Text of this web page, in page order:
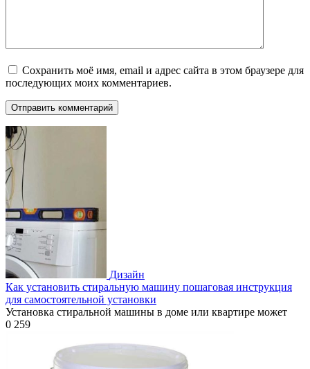
Сохранить моё имя, email и адрес сайта в этом браузере для
последующих моих комментариев.
Дизайн
Как установить стиральную машину пошаговая инструкция
для самостоятельной установки
Установка стиральной машины в доме или квартире может
0 259